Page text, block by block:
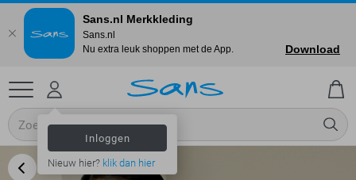
Inloggen
Nieuw hier? klik dan hier
Sans.nl Merkkleding
Sans.nl
Nu extra leuk shoppen met de App.
Download